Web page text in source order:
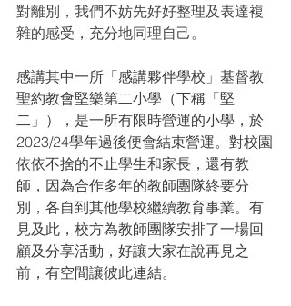
對離別，我們不妨先好好整理及表達複
雜的感受，充分地同理自己。
感講其中一所「感講夥伴學校」基督教
聖約教會堅樂第二小學（下稱「堅
二」），是一所有限時營運的小學，於
2023/24學年過後便會結束營運。對校園
依依不捨的不止學生和家長，還有教
師，因為合作多年的教師團隊終要分
別，各自到其他學校繼續教育事業。有
見及此，校方為教師團隊安排了一場回
顧及分享活動，好讓大家在說再見之
前，有空間讓彼此連結。